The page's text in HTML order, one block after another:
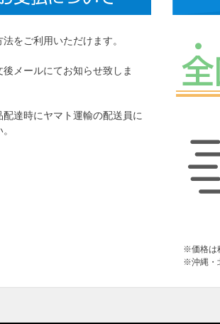
をご利用いただけます。
メールにてお知らせ致しま
達時にヤマト運輸の配送員に
※価格は
※沖縄・